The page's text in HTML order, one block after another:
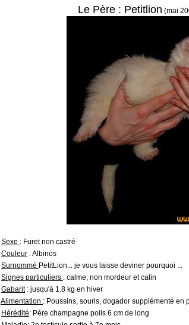
Le Père : Petitlion (mai
Sexe : Furet non castré
Couleur : Albinos
Surnommé PetitLion... je vous laisse deviner pourquoi ...
Signes particuliers : calme, non mordeur et calin
Gabarit: jusqu'à 1.8 kg en hiver
Alimentation : Poussins, souris, dogador supplémenté en
Hérédité: Père champagne poils 6 cm de long